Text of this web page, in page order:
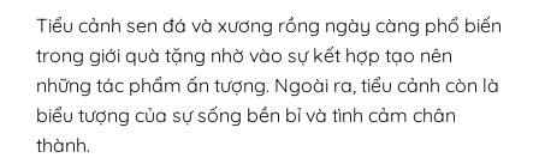
Tiểu cảnh sen đá và xương rồng ngày càng phổ biến
trong giới quà tặng nhờ vào sự kết hợp tạo nên
những tác phẩm ấn tượng. Ngoài ra, tiểu cảnh còn là
biểu tượng của sự sống bền bỉ và tình cảm chân
thành.